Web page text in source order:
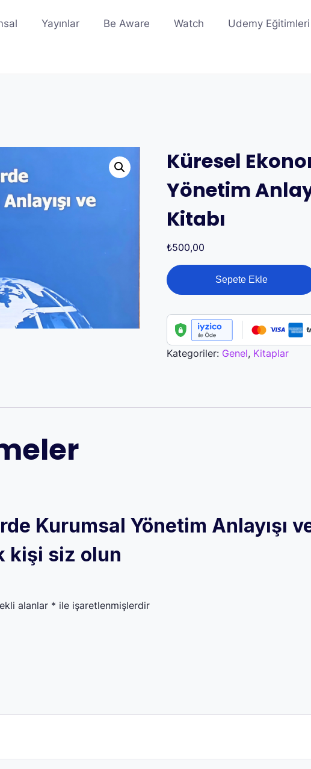
Yayınlar Be Aware Watch Udemy Eğitimleri
Küresel
Yönetim
Kitabı
₺500,00
Küresel
Ekonomilerde
Yönetim
Anlayışı
ve
Sepete Ekle
Kategoriler: Genel, Kitaplar
Kurumsal Yönetim Anlayışı
kişi siz olun
alanlar * ile işaretlenmişlerdir